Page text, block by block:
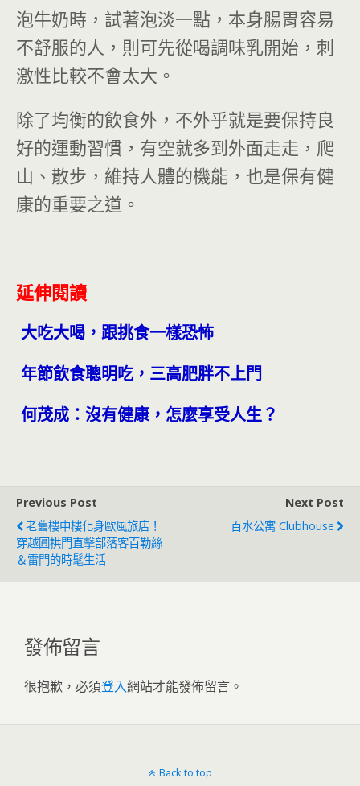
泡牛奶時，試著泡淡一點，本身腸胃容易
不舒服的人，則可先從喝調味乳開始，刺
激性比較不會太大。
除了均衡的飲食外，不外乎就是要保持良
好的運動習慣，有空就多到外面走走，爬
山、散步，維持人體的機能，也是保有健
康的重要之道。
延伸閱讀
大吃大喝，跟挑食一樣恐怖
年節飲食聰明吃，三高肥胖不上門
何茂成：沒有健康，怎麼享受人生？
Previous Post
老舊樓中樓化身歐風旅店！
穿越圓拱門直擊部落客百勒絲
＆雷門的時髦生活
Next Post
百水公寓 Clubhouse
發佈留言
很抱歉，必須登入網站才能發佈留言。
Back to top